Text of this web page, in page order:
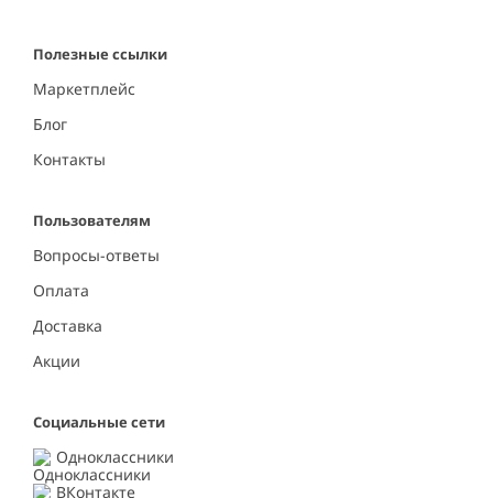
Полезные ссылки
Маркетплейс
Блог
Контакты
Пользователям
Вопросы-ответы
Оплата
Доставка
Акции
Социальные сети
Одноклассники
ВКонтакте